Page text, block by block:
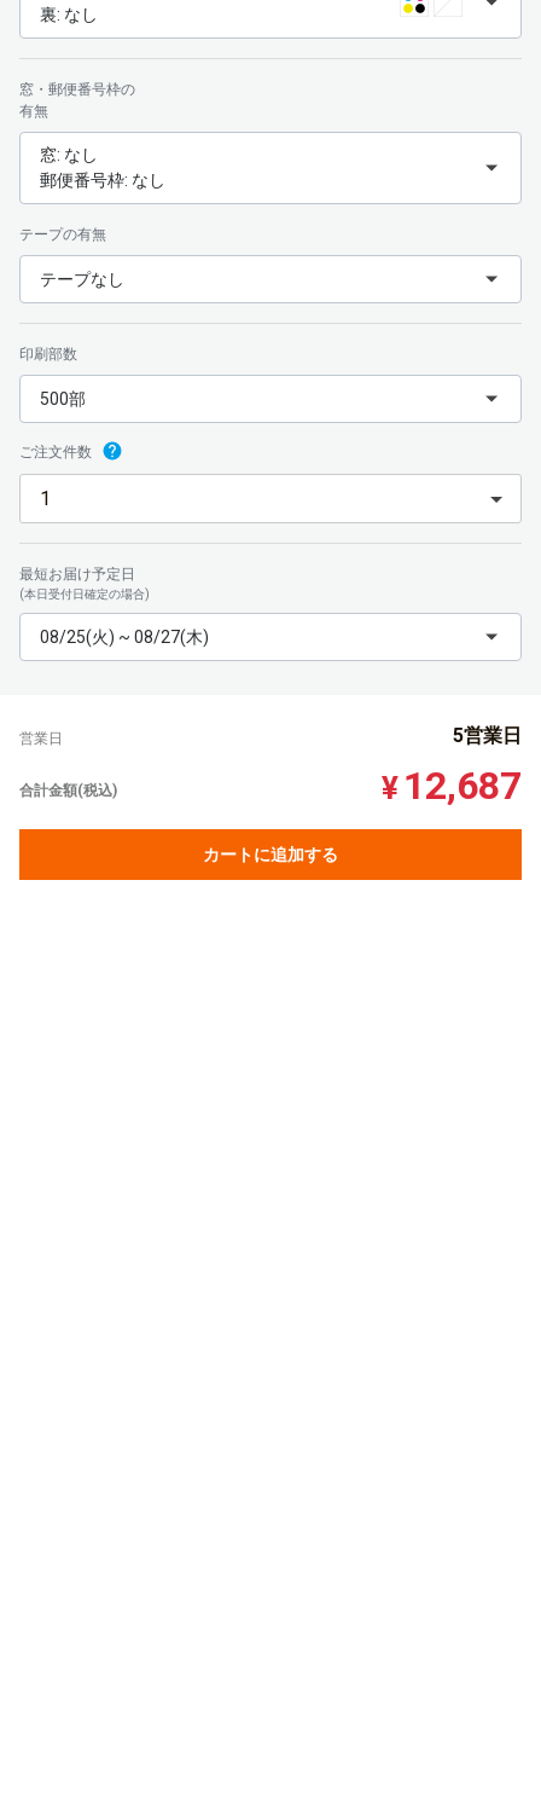
裏: なし
窓・郵便番号枠の
有無
窓: なし
郵便番号枠: なし
テープの有無
テープなし
印刷部数
500部
ご注文件数
最短お届け予定日
(本日受付日確定の場合)
08/25(火) ~ 08/27(木)
営業日 5営業日
合計金額(税込) ¥ 12,687
カートに追加する